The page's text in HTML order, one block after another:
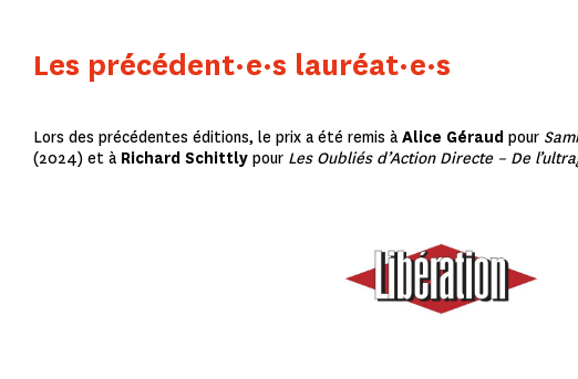
Les précédent·e·s lauréat·e·s
Lors des précédentes éditions, le prix a été remis à Alice Géraud pour
(2024) et à Richard Schittly pour Les Oubliés d’Action Directe – De